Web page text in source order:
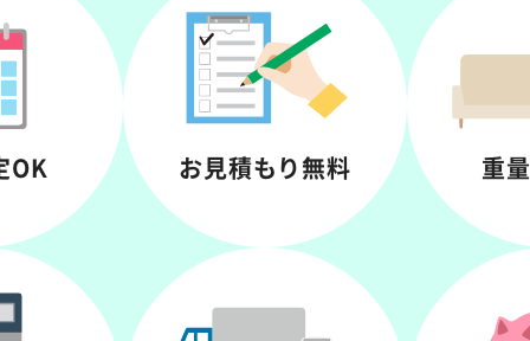
OK お見積もり無料 重